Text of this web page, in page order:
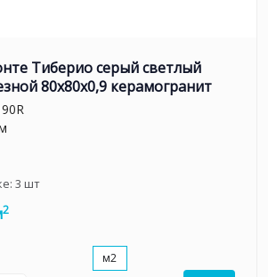
Тиберио серый светлый
80x80x0,9 керамогранит
3 шт
2
м2